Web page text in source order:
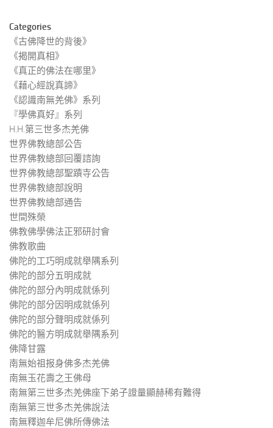
Categories
《古佛降世的背後》
《揭開真相》
《真正的佛法在哪里》
《藉心經說真諦》
《認識南無羌佛》系列
『學佛真好』系列
H.H.第三世多杰羌佛
世界佛教總部公告
世界佛教總部回覆諮詢
世界佛教總部聖蹟寺公告
世界佛教總部說明
世界佛教總部通告
世間殊榮
佛教佛學佛法正邪研討會
佛教歌曲
佛陀的工巧明成就舉隅系列
佛陀的部分五明成就
佛陀的部分內明成就係列
佛陀的部分因明成就係列
佛陀的部分聲明成就係列
佛陀的醫方明成就舉隅系列
佛降甘露
南無始祖报身佛多杰羌佛
南無玉花壽之王佛母
南無第三世多杰羌佛座下弟子證量顯赫稀有難得
南無第三世多杰羌佛說法
南無釋迦牟尼佛所傳佛法